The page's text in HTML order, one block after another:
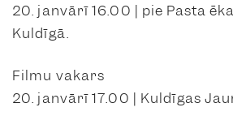
20. janvārī 16.00 | pie Pasta
Kuldīgā.
Filmu vakars
20. janvārī 17.00 | Kuldīgas